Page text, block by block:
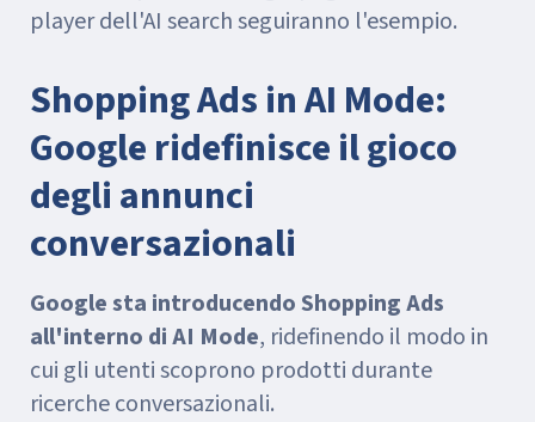
player dell'AI search seguiranno l'esempio.
Shopping Ads in AI Mode:
Google ridefinisce il gioco
degli annunci
conversazionali
Google sta introducendo Shopping Ads
all'interno di AI Mode, ridefinendo il modo in
cui gli utenti scoprono prodotti durante
ricerche conversazionali.